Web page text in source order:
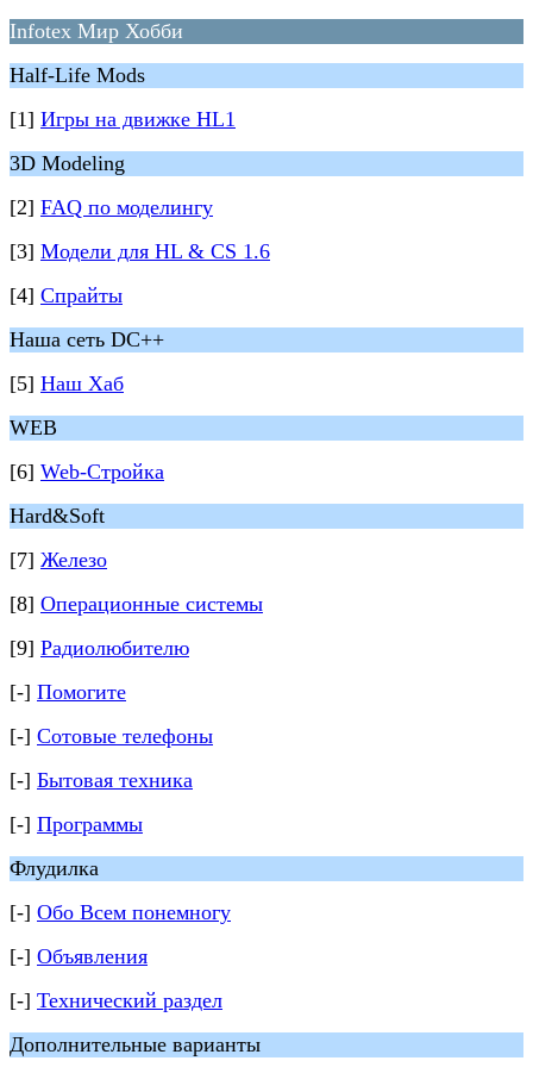
Infotex Мир Хобби
Half-Life Mods
[1] Игры на движке HL1
3D Modeling
[2] FAQ по моделингу
[3] Модели для HL & CS 1.6
[4] Спрайты
Наша сеть DC++
[5] Наш Хаб
WEB
[6] Web-Стройка
Hard&Soft
[7] Железо
[8] Операционные системы
[9] Радиолюбителю
[-] Помогите
[-] Сотовые телефоны
[-] Бытовая техника
[-] Программы
Флудилка
[-] Обо Всем понемногу
[-] Объявления
[-] Технический раздел
Дополнительные варианты